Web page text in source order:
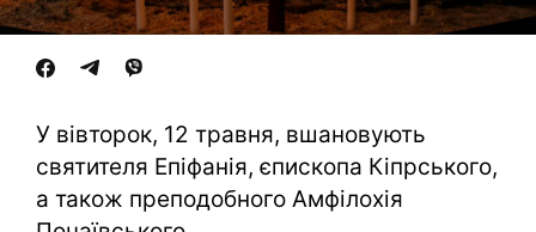
У вівторок, 12 травня, вшановують
святителя Епіфанія, єпископа Кіпрського,
а також преподобного Амфілохія